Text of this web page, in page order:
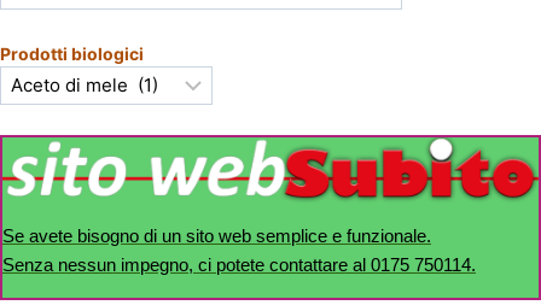
Prodotti biologici
Se avete bisogno di un sito web semplice e funzionale.
Senza nessun impegno, ci potete contattare al 0175 750114.